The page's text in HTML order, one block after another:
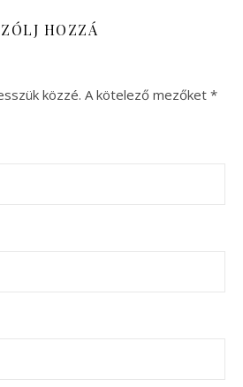
HOZZÁ
közzé. A kötelező mezőket *